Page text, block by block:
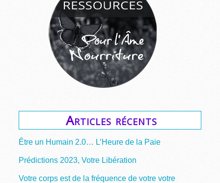
Articles récents
Être un Humain 2.0… L’Heure de la Paie
Prédictions 2023, Votre Libération
Votre corps est de la fréquence de votre votre